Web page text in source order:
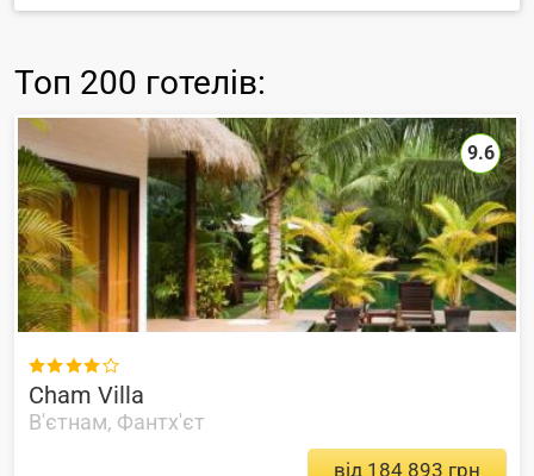
Топ 200 готелів:

Cham Villa
В'єтнам, Фантх'єт
9.6
від 184 893 грн